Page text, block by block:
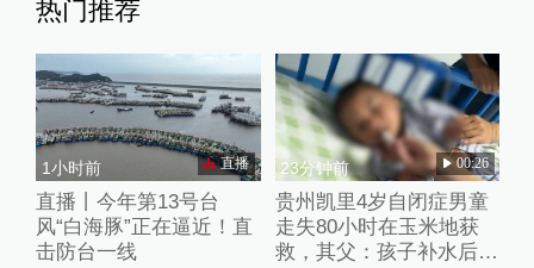
热门推荐
1小时前 直播
直播丨今年第13号台
风“白海豚”正在逼近！直
击防台一线
23分钟前 00:26
贵州凯里4岁自闭症男童
走失80小时在玉米地获
救，其父：孩子补水后脸